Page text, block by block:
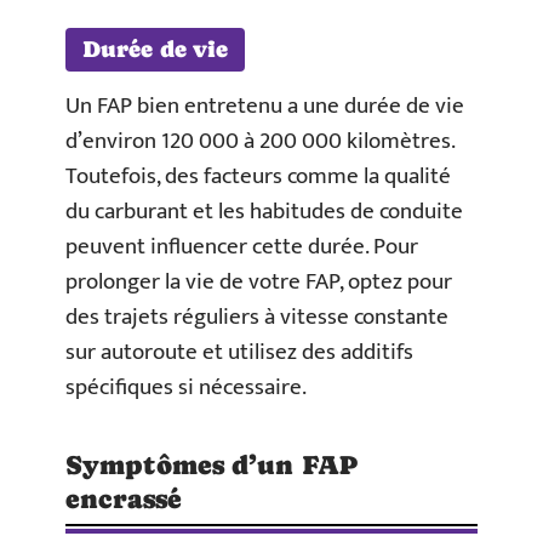
Durée de vie
Un FAP bien entretenu a une durée de vie
d’environ 120 000 à 200 000 kilomètres.
Toutefois, des facteurs comme la qualité
du carburant et les habitudes de conduite
peuvent influencer cette durée. Pour
prolonger la vie de votre FAP, optez pour
des trajets réguliers à vitesse constante
sur autoroute et utilisez des additifs
spécifiques si nécessaire.
Symptômes d’un FAP
encrassé